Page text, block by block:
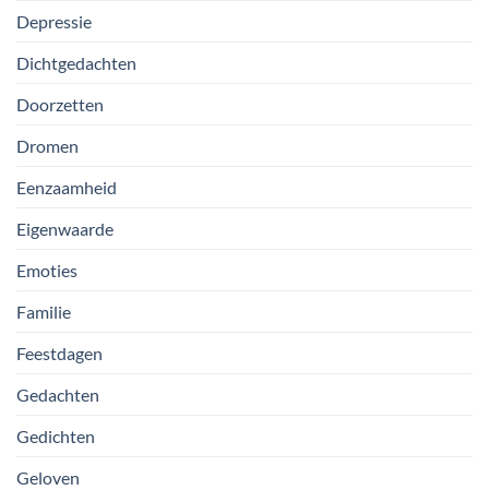
Depressie
Dichtgedachten
Doorzetten
Dromen
Eenzaamheid
Eigenwaarde
Emoties
Familie
Feestdagen
Gedachten
Gedichten
Geloven